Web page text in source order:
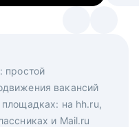
простой
вакансий
на hh.ru,
и Mail.ru
на главной странице
сколько
за дело возьмутся
менеджеры